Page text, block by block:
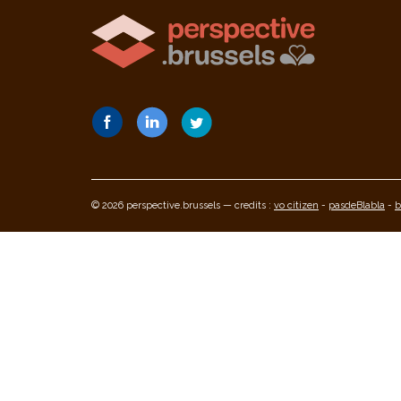
© 2026 perspective.brussels — credits : vo citizen - pasdeBlabla -